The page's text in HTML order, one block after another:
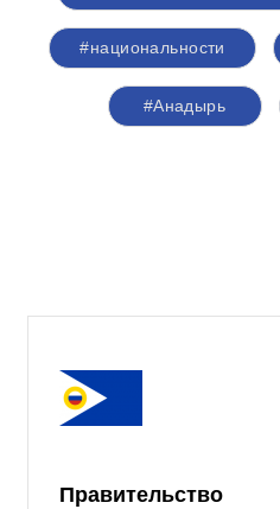
#национальности
#Анадырь
Правительство